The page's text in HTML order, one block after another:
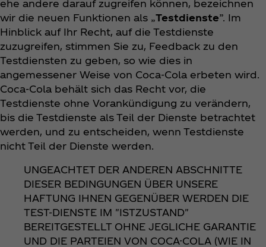
ehe andere darauf zugreifen können, bezeichnen
wir die neuen Funktionen als „Testdienste”. Im
Hinblick auf Ihr Recht, auf die Testdienste
zuzugreifen, stimmen Sie zu, Feedback zu den
Testdiensten zu geben, so wie dies in
angemessener Weise von Coca‑Cola erbeten wird.
Coca‑Cola behält sich das Recht vor, die
Testdienste ohne Vorankündigung zu verändern,
bis die Testdienste als Teil der Dienste betrachtet
werden, und zu entscheiden, wenn Testdienste
nicht Teil der Dienste werden.
UNGEACHTET DER ANDEREN ABSCHNITTE
DIESER BEDINGUNGEN ÜBER UNSERE
HAFTUNG IHNEN GEGENÜBER WERDEN DIE
TEST-DIENSTE IM "ISTZUSTAND"
BEREITGESTELLT OHNE JEGLICHE GARANTIE
UND DIE PARTEIEN VON COCA-COLA (WIE IN